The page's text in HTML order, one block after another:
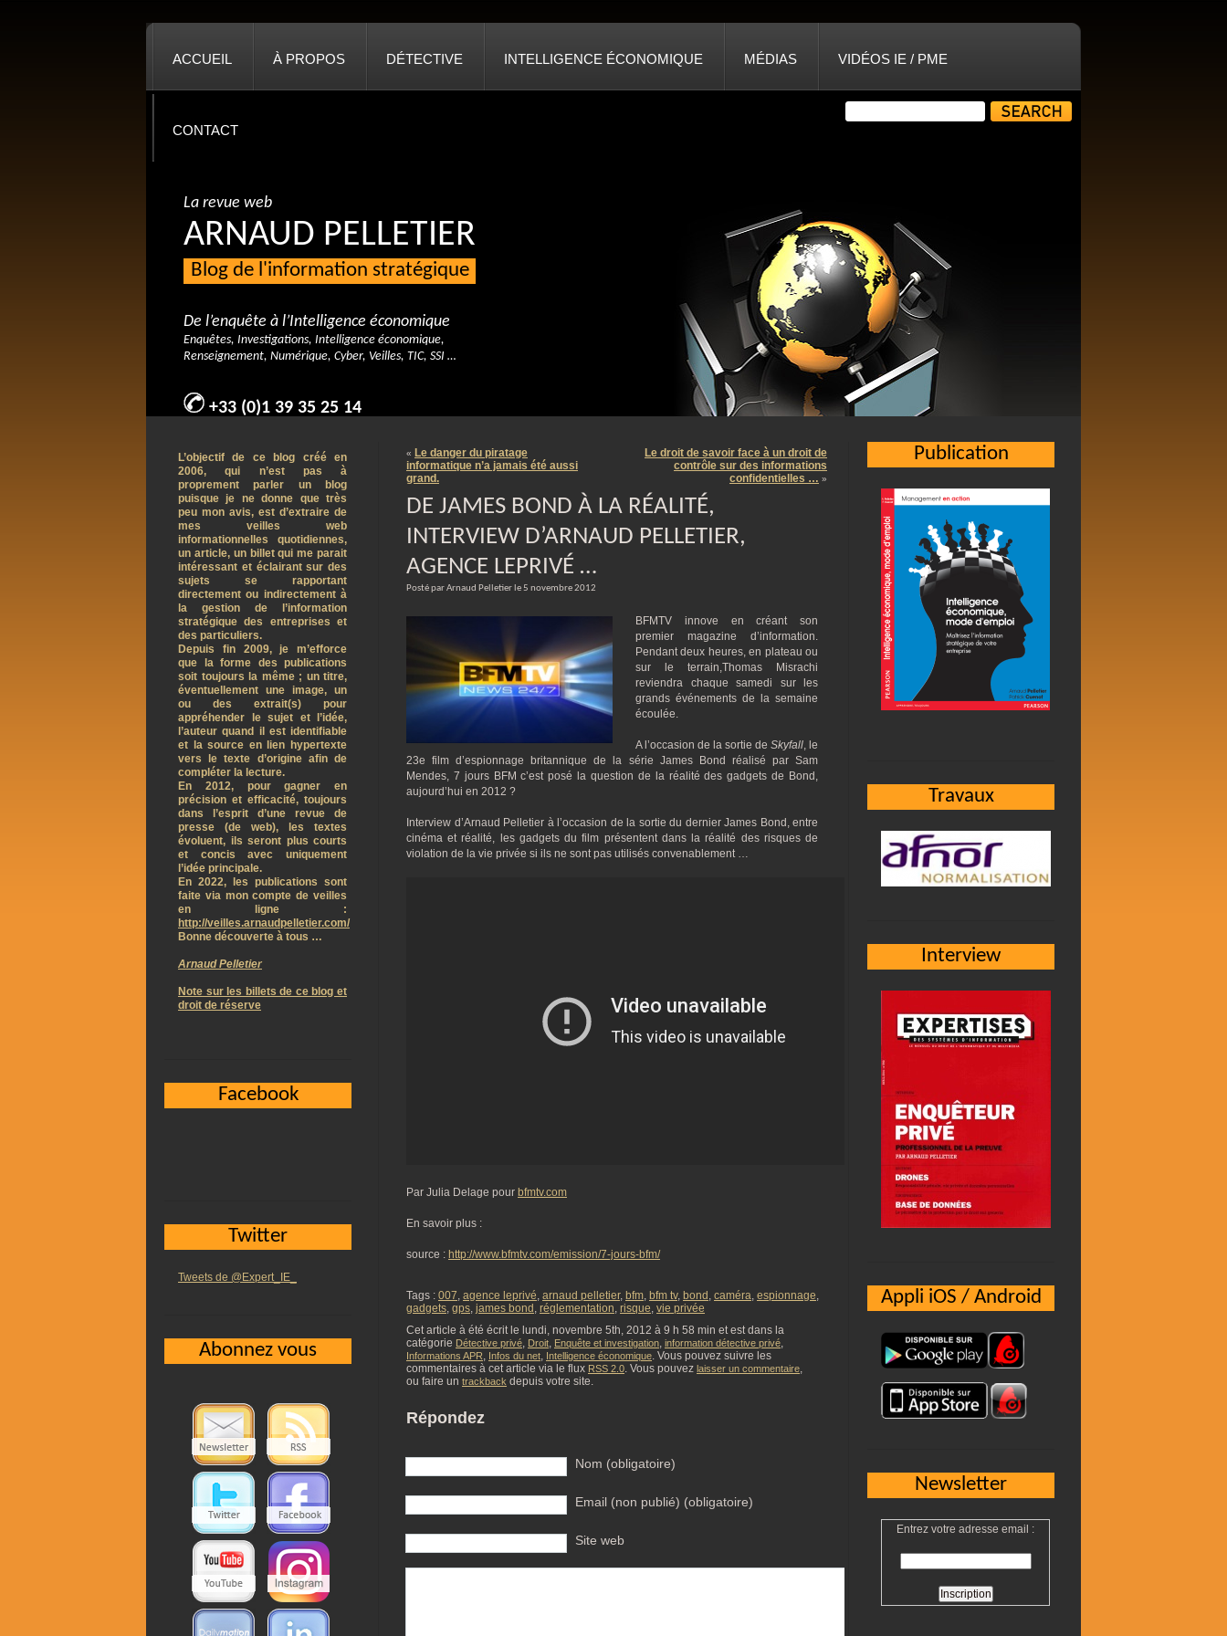
ACCUEIL À PROPOS DÉTECTIVE INTELLIGENCE ÉCONOMIQUE MÉDIAS VIDÉOS IE / PME
CONTACT
La revue web
ARNAUD PELLETIER
Blog de l'information stratégique
De l’enquête à l’Intelligence économique
Enquêtes, Investigations, Intelligence économique,
Renseignement, Numérique, Cyber, Veilles, TIC, SSI …
+33 (0)1 39 35 25 14
« Le danger du piratage
informatique n’a jamais été aussi
grand.
Le droit de savoir face à un droit de
contrôle sur des informations
confidentielles … »
DE JAMES BOND À LA RÉALITÉ,
INTERVIEW D’ARNAUD PELLETIER,
AGENCE LEPRIVÉ …
Posté par Arnaud Pelletier le 5 novembre 2012
BFMTV innove en créant son
premier magazine d’information.
Pendant deux heures, en plateau ou
sur le terrain,Thomas Misrachi
reviendra chaque samedi sur les
grands événements de la semaine
écoulée.
A l’occasion de la sortie de Skyfall, le
23e film d’espionnage britannique de la série James Bond réalisé par Sam
Mendes, 7 jours BFM c’est posé la question de la réalité des gadgets de Bond,
aujourd’hui en 2012 ?
Interview d’Arnaud Pelletier à l’occasion de la sortie du dernier James Bond, entre
cinéma et réalité, les gadgets du film présentent dans la réalité des risques de
violation de la vie privée si ils ne sont pas utilisés convenablement …
Par Julia Delage pour bfmtv.com
En savoir plus :
source : http://www.bfmtv.com/emission/7-jours-bfm/
Tags : 007, agence leprivé, arnaud pelletier, bfm, bfm tv, bond , caméra, espionnage,
gadgets, gps, james bond , réglementation, risque, vie privée
Cet article à été écrit le lundi, novembre 5th, 2012 à 9 h 58 min et est dans la
catégorie Détective privé, Droit, Enquête et investigation, information détective privé,
Informations APR, Infos du net, Intelligence économique. Vous pouvez suivre les
commentaires à cet article via le flux RSS 2.0. Vous pouvez laisser un commentaire,
ou faire un trackback depuis votre site.
Répondez
Nom (obligatoire)
Email (non publié) (obligatoire)
Site web
Publication
Travaux
Interview
Appli iOS / Android
Newsletter
Entrez votre adresse email :
L’objectif de ce blog créé en
2006, qui n’est pas à
proprement parler un blog
puisque je ne donne que très
peu mon avis, est d’extraire de
mes veilles web
informationnelles quotidiennes,
un article, un billet qui me parait
intéressant et éclairant sur des
sujets se rapportant
directement ou indirectement à
la gestion de l’information
stratégique des entreprises et
des particuliers.
Depuis fin 2009, je m’efforce
que la forme des publications
soit toujours la même ; un titre,
éventuellement une image, un
ou des extrait(s) pour
appréhender le sujet et l’idée,
l’auteur quand il est identifiable
et la source en lien hypertexte
vers le texte d’origine afin de
compléter la lecture.
En 2012, pour gagner en
précision et efficacité, toujours
dans l’esprit d’une revue de
presse (de web), les textes
évoluent, ils seront plus courts
et concis avec uniquement
l’idée principale.
En 2022, les publications sont
faite via mon compte de veilles
en ligne :
http://veilles.arnaudpelletier.com/
Bonne découverte à tous …
Arnaud Pelletier
Note sur les billets de ce blog et
droit de réserve
Facebook
Twitter
Tweets de @Expert_IE_
Abonnez vous